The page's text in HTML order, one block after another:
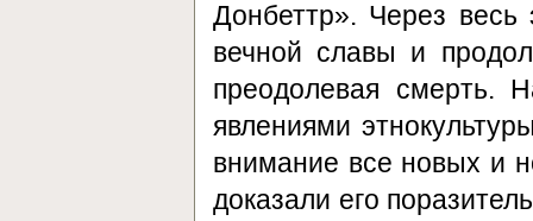
Донбеттр». Через
вечной славы и
преодолевая смерть.
явлениями
внимание все новых и
доказали его